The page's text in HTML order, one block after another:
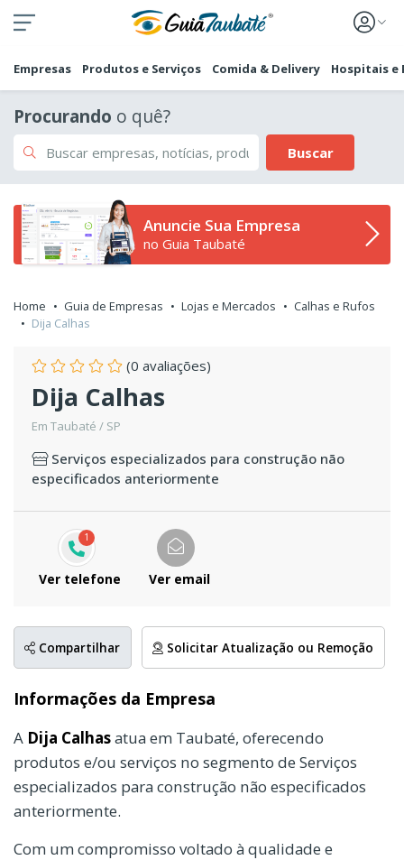
Empresas Produtos e Serviços Comida & Delivery Hospitais e
Procurando o quê?
Buscar
Anuncie Sua Empresa
no Guia Taubaté
Home Guia de Empresas Lojas e Mercados
Calhas e Rufos
Dija Calhas
(0 avaliações)
Dija Calhas
Em Taubaté / SP
Serviços especializados para construção não
especificados anteriormente
1
Ver telefone Ver email
Compartilhar Solicitar Atualização ou Remoção
Informações da Empresa
A Dija Calhasatua em Taubaté, oferecendo
produtos e/ou serviços no segmento de Serviços
especializados para construção não especificados
anteriormente.
Com um compromisso voltado à qualidade e